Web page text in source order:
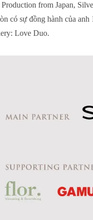
from Japan,
có sự đồng hành của
Love Duo.